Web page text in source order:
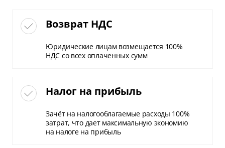
Возврат НДС
Юридические лицам возмещается 100%
НДС со всех оплаченных сумм
Налог на прибыль
Зачёт на налогооблагаемые расходы 100%
затрат, что дает максимальную экономию
на налоге на прибыль